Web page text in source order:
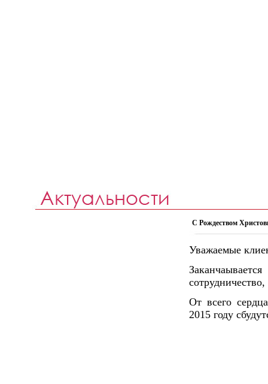
С Рождеством
Уважаемые
От всего
2015 году